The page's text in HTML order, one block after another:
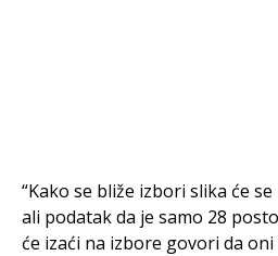
“Kako se bliže izbori slika će
ali podatak da je samo 28
će izaći na izbore govori da